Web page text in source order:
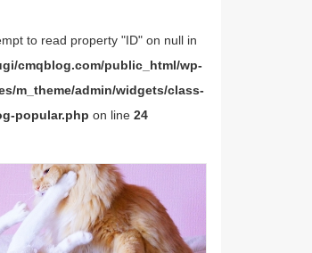
to read property "ID" on null in
cmqblog.com/public_html/wp-
m_theme/admin/widgets/class-
popular.php on line24